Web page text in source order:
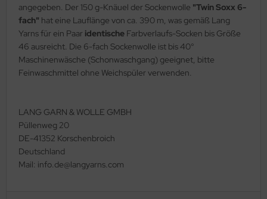
angegeben. Der 150 g-Knäuel der Sockenwolle "Twin Soxx 6-
fach" hat eine Lauflänge von ca. 390 m, was gemäß Lang
Yarns für ein Paar identische Farbverlaufs-Socken bis Größe
46 ausreicht. Die 6-fach Sockenwolle ist bis 40°
Maschinenwäsche (Schonwaschgang) geeignet, bitte
Feinwaschmittel ohne Weichspüler verwenden.
LANG GARN & WOLLE GMBH
Püllenweg 20
DE-41352 Korschenbroich
Deutschland
Mail: info.de@langyarns.com